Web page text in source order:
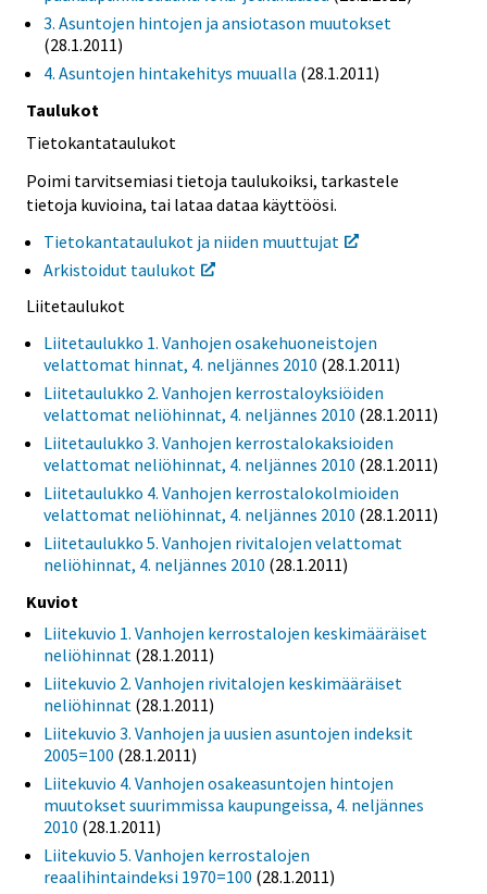
3. Asuntojen hintojen ja ansiotason muutokset
(28.1.2011)
4. Asuntojen hintakehitys muualla (28.1.2011)
Taulukot
Tietokantataulukot
Poimi tarvitsemiasi tietoja taulukoiksi, tarkastele
tietoja kuvioina, tai lataa dataa käyttöösi.
Tietokantataulukot ja niiden muuttujat
Arkistoidut taulukot
Liitetaulukot
Liitetaulukko 1. Vanhojen osakehuoneistojen
velattomat hinnat, 4. neljännes 2010 (28.1.2011)
Liitetaulukko 2. Vanhojen kerrostaloyksiöiden
velattomat neliöhinnat, 4. neljännes 2010 (28.1.2011)
Liitetaulukko 3. Vanhojen kerrostalokaksioiden
velattomat neliöhinnat, 4. neljännes 2010 (28.1.2011)
Liitetaulukko 4. Vanhojen kerrostalokolmioiden
velattomat neliöhinnat, 4. neljännes 2010 (28.1.2011)
Liitetaulukko 5. Vanhojen rivitalojen velattomat
neliöhinnat, 4. neljännes 2010 (28.1.2011)
Kuviot
Liitekuvio 1. Vanhojen kerrostalojen keskimääräiset
neliöhinnat (28.1.2011)
Liitekuvio 2. Vanhojen rivitalojen keskimääräiset
neliöhinnat (28.1.2011)
Liitekuvio 3. Vanhojen ja uusien asuntojen indeksit
2005=100 (28.1.2011)
Liitekuvio 4. Vanhojen osakeasuntojen hintojen
muutokset suurimmissa kaupungeissa, 4. neljännes
2010 (28.1.2011)
Liitekuvio 5. Vanhojen kerrostalojen
reaalihintaindeksi 1970=100 (28.1.2011)